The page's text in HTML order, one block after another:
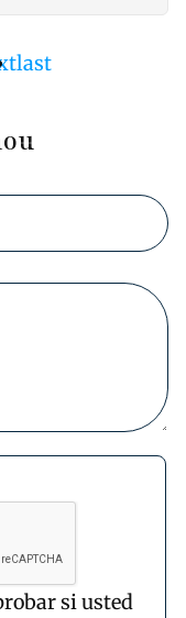
Última
last
si usted